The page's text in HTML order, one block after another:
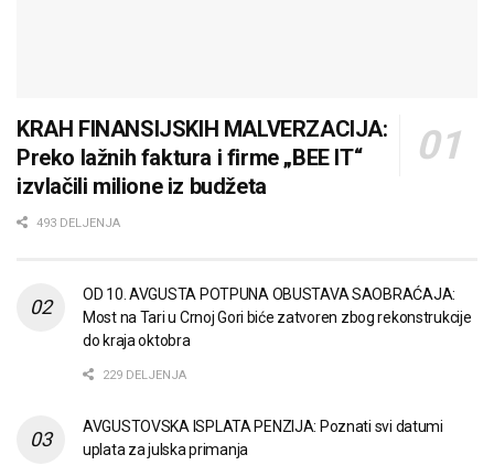
KRAH FINANSIJSKIH MALVERZACIJA:
Preko lažnih faktura i firme „BEE IT“
izvlačili milione iz budžeta
493 DELJENJA
OD 10. AVGUSTA POTPUNA OBUSTAVA SAOBRAĆAJA:
Most na Tari u Crnoj Gori biće zatvoren zbog rekonstrukcije
do kraja oktobra
229 DELJENJA
AVGUSTOVSKA ISPLATA PENZIJA: Poznati svi datumi
uplata za julska primanja